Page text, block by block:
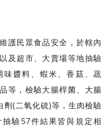
護民眾食品安全，於轄內
及超市、大賣場等地抽驗
醬料、蝦米、香菇、蔬
等，檢驗大腸桿菌、大腸
(二氧化硫)等，生肉檢驗
驗57件結果皆與規定相